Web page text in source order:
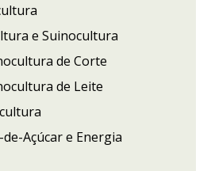
e Suinocultura
de Corte
de Leite
Açúcar e Energia